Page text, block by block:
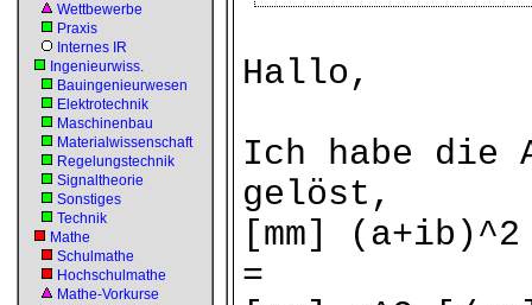
Wettbewerbe
Praxis
Internes IR
Ingenieurwiss.
Bauingenieurwesen
Elektrotechnik
Maschinenbau
Materialwissenschaft
Regelungstechnik
Signaltheorie
Sonstiges
Technik
Mathe
Schulmathe
Hochschulmathe
Mathe-Vorkurse
Hallo,
Ich habe die
gelöst,
[mm]
=